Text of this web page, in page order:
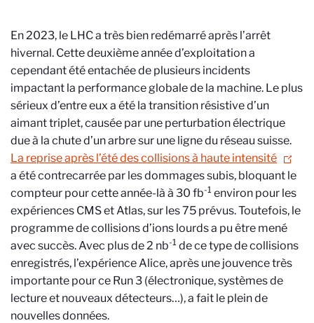
En 2023, le LHC a très bien redémarré après l’arrêt
hivernal. Cette deuxième année d’exploitation a
cependant été entachée de plusieurs incidents
impactant la performance globale de la machine. Le plus
sérieux d’entre eux a été la transition résistive d’un
aimant triplet, causée par une perturbation électrique
due à la chute d’un arbre sur une ligne du réseau suisse.
La reprise après l’été des collisions à haute intensité
a été contrecarrée par les dommages subis, bloquant le
compteur pour cette année-là à 30 fb-1 environ pour les
expériences CMS et Atlas, sur les 75 prévus. Toutefois, le
programme de collisions d’ions lourds a pu être mené
avec succès. Avec plus de 2 nb-1 de ce type de collisions
enregistrés, l’expérience Alice, après une jouvence très
importante pour ce Run 3 (électronique, systèmes de
lecture et nouveaux détecteurs…), a fait le plein de
nouvelles données.